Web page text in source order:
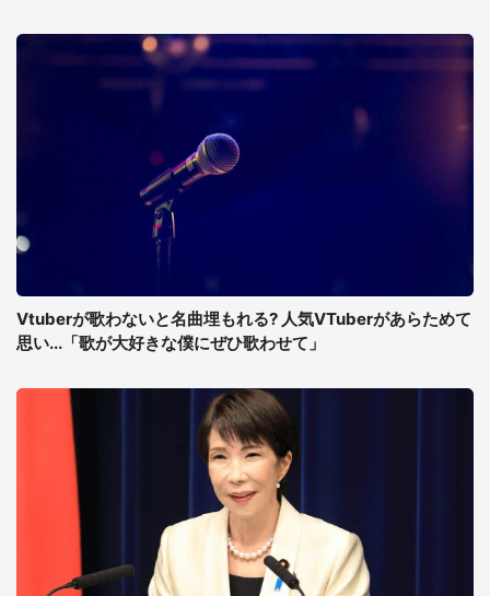
Vtuberが歌わないと名曲埋もれる? 人気VTuberがあらためて
思い...「歌が大好きな僕にぜひ歌わせて」